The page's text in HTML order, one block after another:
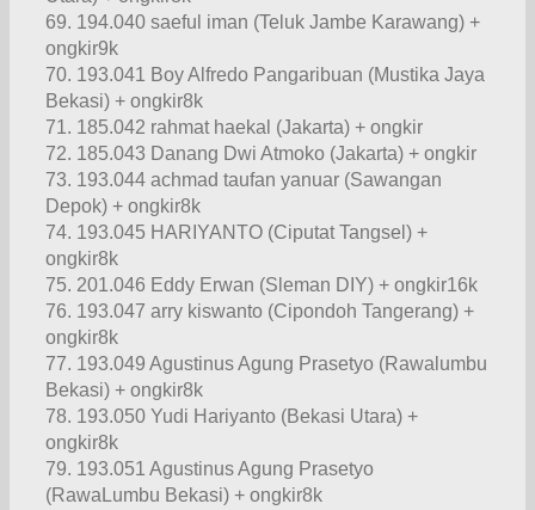
69. 194.040 saeful iman (Teluk Jambe Karawang) +
ongkir9k
70. 193.041 Boy Alfredo Pangaribuan (Mustika Jaya
Bekasi) + ongkir8k
71. 185.042 rahmat haekal (Jakarta) + ongkir
72. 185.043 Danang Dwi Atmoko (Jakarta) + ongkir
73. 193.044 achmad taufan yanuar (Sawangan
Depok) + ongkir8k
74. 193.045 HARIYANTO (Ciputat Tangsel) +
ongkir8k
75. 201.046 Eddy Erwan (Sleman DIY) + ongkir16k
76. 193.047 arry kiswanto (Cipondoh Tangerang) +
ongkir8k
77. 193.049 Agustinus Agung Prasetyo (Rawalumbu
Bekasi) + ongkir8k
78. 193.050 Yudi Hariyanto (Bekasi Utara) +
ongkir8k
79. 193.051 Agustinus Agung Prasetyo
(RawaLumbu Bekasi) + ongkir8k